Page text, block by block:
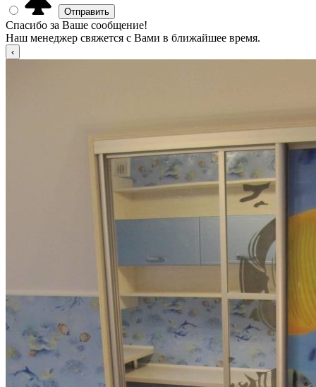
Спасибо за Ваше сообщение!
Наш менеджер свяжется с Вами в ближайшее время.